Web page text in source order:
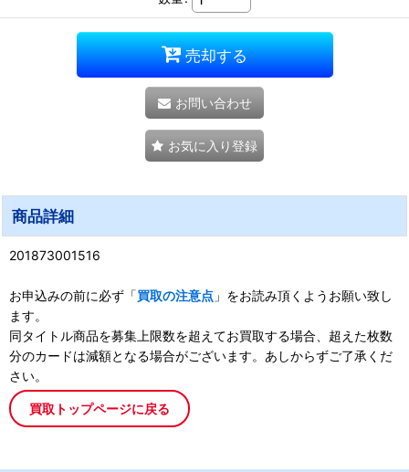
売却する
お問い合わせ
お気に入り登録
商品詳細
201873001516
お申込みの前に必ず「買取の注意点 」をお読み頂くようお願い致し
ます。
同タイトル商品を募集上限数を超えてお買取する場合、超えた枚数
分のカードは減額となる場合がございます。あしからずご了承くだ
さい。
買取トップページに戻る